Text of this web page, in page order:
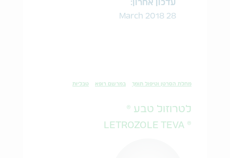
עדכון אחרון:
28 March 2018
מחלת הסרטן וטיפול תומך במרשם רופא טבליות
לטרוזול טבע ®
® LETROZOLE TEVA